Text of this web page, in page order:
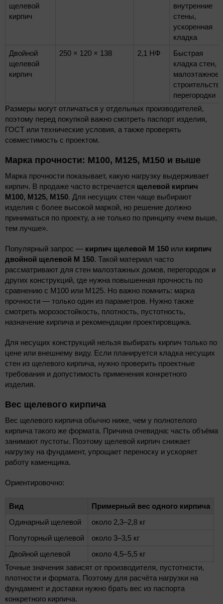
щелевой
кирпич
внутренние
стены,
ускоренная
кладка
Двойной
щелевой
кирпич
250 × 120 × 138 2,1 НФ
Быстрая
кладка стен,
малоэтажное
перегородки
Размеры могут отличаться у отдельных производителей,
поэтому перед покупкой важно смотреть паспорт изделия,
ГОСТ или технические условия, а также проверять
совместимость с проектом.
Марка прочности: М100, М125, М150 и выше
Марка прочности показывает, какую нагрузку выдерживает
кирпич. В продаже часто встречается щелевой кирпич
М100, М125, М150. Для несущих стен чаще выбирают
изделия с более высокой маркой, но решение должно
приниматься по проекту, а не только по принципу «чем выше,
тем лучше».
Популярный запрос — кирпич щелевой М 150 или кирпич
двойной щелевой М 150. Такой материал часто
рассматривают для стен малоэтажных домов, перегородок и
других конструкций, где нужна повышенная прочность по
сравнению с М100 или М125. Но важно помнить: марка
прочности — только один из параметров. Нужно также
смотреть морозостойкость, плотность, пустотность,
назначение кирпича и рекомендации проектировщика.
Для несущих конструкций нельзя выбирать кирпич только по
цене или внешнему виду. Если планируется кладка несущих
стен из щелевого кирпича, нужно проверить проектные
требования и допустимость применения конкретного
изделия.
Вес щелевого кирпича
Вес щелевого кирпича обычно ниже, чем у полнотелого
кирпича такого же формата. Причина очевидна: часть объёма
занимают пустоты. Поэтому щелевой кирпич снижает
нагрузку на фундамент, упрощает переноску и ускоряет
работу каменщика.
Ориентировочно:
Вид
Примерный вес одного кирпича
Одинарный щелевой
около 2,3–2,8 кг
Полуторный щелевой
около 3–3,5 кг
Двойной щелевой
около 4,5–5,5 кг
Точные значения зависят от производителя, пустотности,
плотности и формата. Поэтому для расчёта нагрузки на
фундамент и доставки нужно брать вес из паспорта
конкретного кирпича.